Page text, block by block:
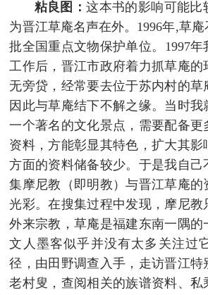
粘良图：这本书的影响可能比
为晋江草庵名声在外。1996年,草
批全国重点文物保护单位。1997
工作后，晋江市政府着力抓草庵的
无旁贷，经常要去位于苏内村的草
因此与草庵结下不解之缘。当时
一个著名的文化景点，需要配备更
资料，方能彰显其特色，扩大其影
方面的资料储备较少。于是我自己
集摩尼教（即明教）与晋江草庵的
光彩。在搜集过程中发现，摩尼教
外来宗教，草庵是福建东南一隅的
文人墨客似乎并没有太多关注过
径，由田野调查入手，走访晋江特
老村叟，查阅相关的族谱资料、私